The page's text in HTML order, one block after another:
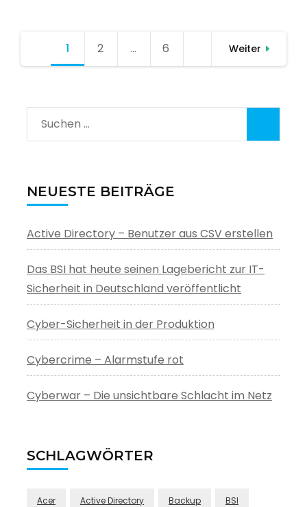
Seitennummerierung
1 Seite
2 … Seite
6 Weiter
Suchen
nach:
NEUESTE BEITRÄGE
Active Directory – Benutzer aus CSV erstellen
Das BSI hat heute seinen Lagebericht zur IT-
Sicherheit in Deutschland veröffentlicht
Cyber-Sicherheit in der Produktion
Cybercrime – Alarmstufe rot
Cyberwar – Die unsichtbare Schlacht im Netz
SCHLAGWÖRTER
Acer Active Directory Backup BSI